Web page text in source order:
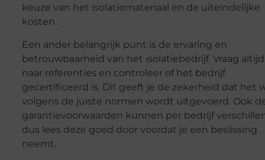
keuze van het isolatiemateriaal en de uiteindelijke
kosten.
Een ander belangrijk punt is de ervaring en
betrouwbaarheid van het isolatiebedrijf. Vraag altijd
naar referenties en controleer of het bedrijf
gecertificeerd is. Dit geeft je de zekerheid dat het
volgens de juiste normen wordt uitgevoerd. Ook
garantievoorwaarden kunnen per bedrijf
dus lees deze goed door voordat je een beslissing
neemt.